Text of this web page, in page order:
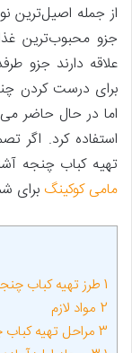
از جمله اصیل‌ترین
جزو محبوب‌ترین
علاقه دارند جزو
برای درست کردن
اما در حال حاضر
استفاده کرد. اگر
تهیه کباب چنجه
مامی کوکینگبرای
1طرز تهیه کباب
2 مواد لازم
3مراحل تهیه کباب